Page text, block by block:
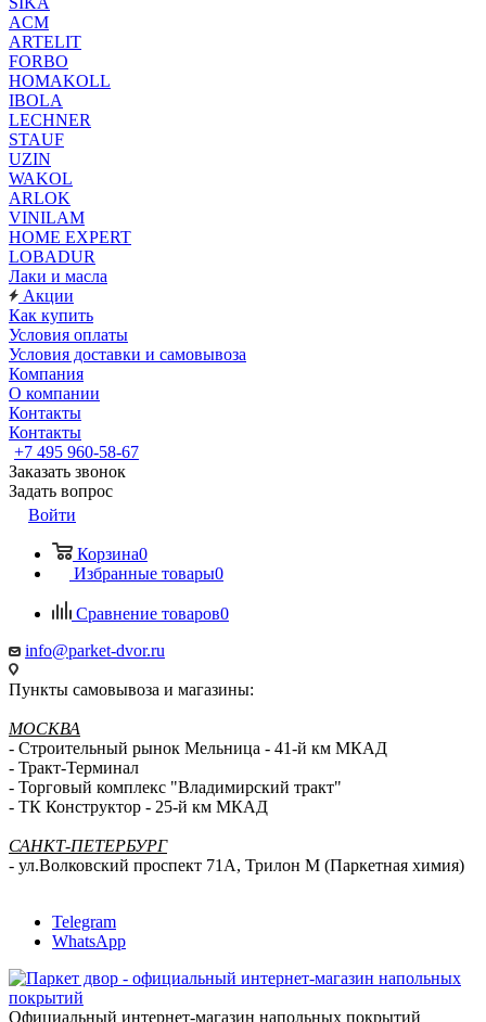
ACM
ARTELIT
FORBO
HOMAKOLL
IBOLA
LECHNER
STAUF
UZIN
WAKOL
ARLOK
VINILAM
HOME EXPERT
LOBADUR
Лаки и масла
Акции
Как купить
Условия оплаты
Условия доставки и самовывоза
Компания
О компании
Контакты
Контакты
+7 495 960-58-67
Заказать звонок
Задать вопрос
Войти
Корзина0
Избранные товары0
Сравнение товаров0
info@parket-dvor.ru
Пункты самовывоза и магазины:
МОСКВА
- Строительный рынок Мельница - 41-й км МКАД
- Тракт-Терминал
- Торговый комплекс "Владимирский тракт"
- ТК Конструктор - 25-й км МКАД
САНКТ-ПЕТЕРБУРГ
- ул.Волковский проспект 71А, Трилон М (Паркетная химия)
Telegram
WhatsApp
Официальный интернет-магазин напольных покрытий